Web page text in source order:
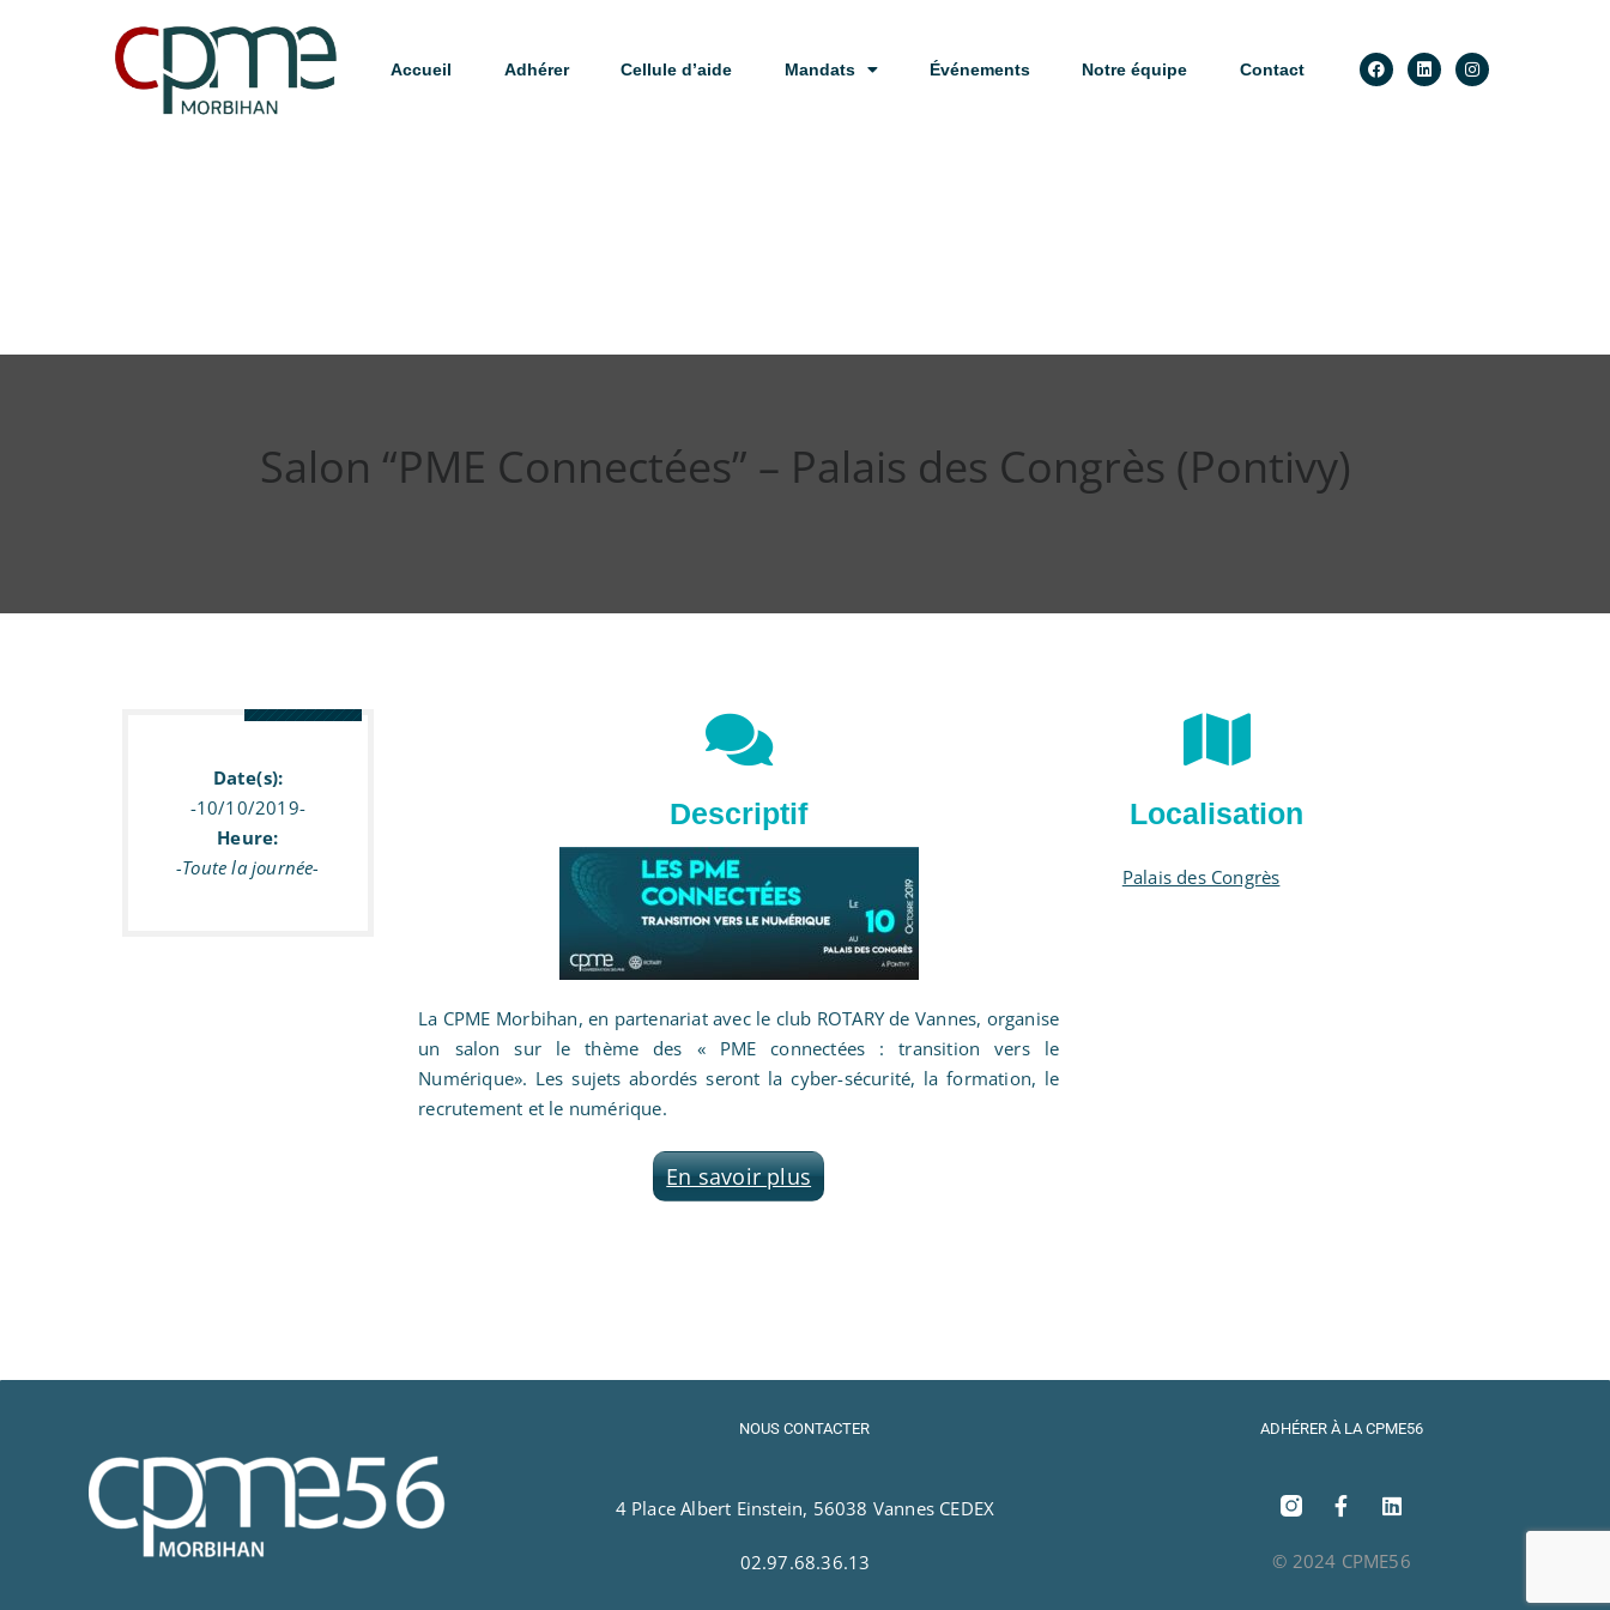
Accueil Adhérer Cellule d’aide Mandats Événements Notre équipe Contact
Salon “PME Connectées” – Palais des Congrès (Pontivy)
Date(s):
-10/10/2019-
Heure:
-Toute la journée-
Descriptif
La CPME Morbihan, en partenariat avec le club ROTARY de Vannes, organise
un salon sur le thème des « PME connectées : transition vers le
Numérique». Les sujets abordés seront la cyber-sécurité, la formation, le
recrutement et le numérique.
En savoir plus
Localisation
Palais des Congrès
NOUS CONTACTER
4 Place Albert Einstein, 56038 Vannes CEDEX
02.97.68.36.13
ADHÉRER À LA CPME56
© 2024 CPME56